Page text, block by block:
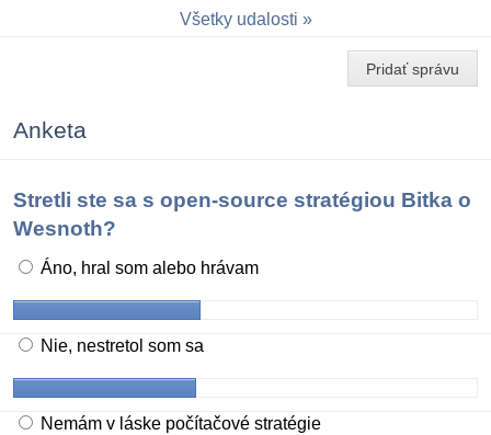
Všetky udalosti
Pridať správu
Anketa
Stretli ste sa s open-source stratégiou Bitka o
Wesnoth?
Áno, hral som alebo hrávam
Nie, nestretol som sa
Nemám v láske počítačové stratégie